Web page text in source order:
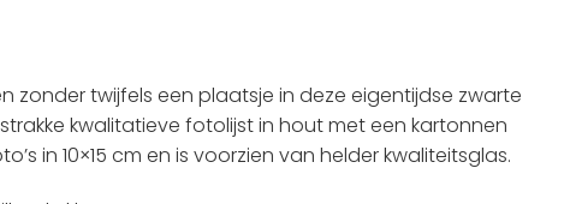
zonder twijfels een plaatsje in deze eigentijdse zwarte
kwalitatieve fotolijst in hout met een kartonnen
in 10×15 cm en is voorzien van helder kwaliteitsglas.